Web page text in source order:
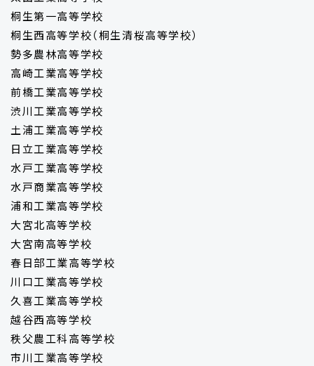
桐生第一高等学校
桐生西高等学校（桐生清桜高等学校）
勢多農林高等学校
高崎工業高等学校
前橋工業高等学校
渋川工業高等学校
土浦工業高等学校
日立工業高等学校
水戸工業高等学校
水戸商業高等学校
浦和工業高等学校
大宮北高等学校
大宮南高等学校
春日部工業高等学校
川口工業高等学校
久喜工業高等学校
越谷西高等学校
秩父農工科高等学校
市川工業高等学校